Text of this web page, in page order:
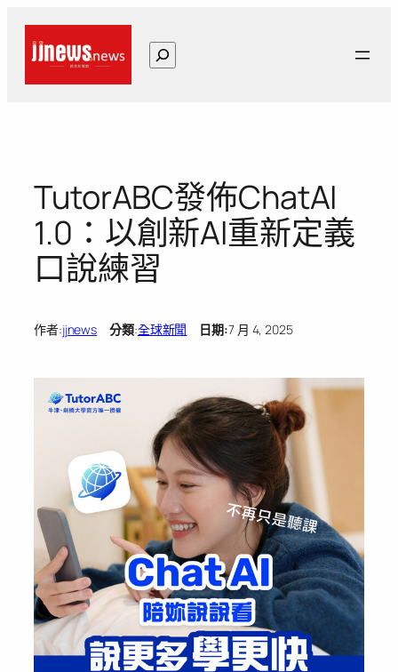
搜
尋
TutorABC發佈ChatAI
1.0：以創新AI重新定義
口說練習
作者:jjnews 分類:全球新聞 日期:7 月 4, 2025